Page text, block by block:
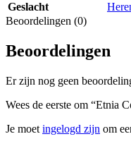
Geslacht
Beoordelingen (0)
Beoordelingen
Er zijn nog geen
Wees de eerste om “Etnia
Je moet ingelogd zijn om